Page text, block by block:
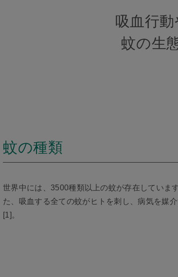
吸血行
蚊の生
蚊の種類
世界中には、3500種類以上の蚊が存在していま
た、吸血する全ての蚊がヒトを刺し、病気を媒
[1]。